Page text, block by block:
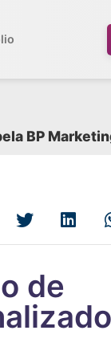
BP
de